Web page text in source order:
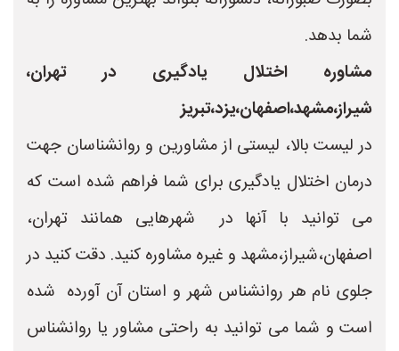
شما بدهد.
مشاوره اختلال یادگیری در تهران،
شیراز،مشهد،اصفهان،یزد،تبریز
در لیست بالا، لیستی از مشاورین و روانشناسان جهت
درمان اختلال یادگیری برای شما فراهم شده است که
می توانید با آنها در شهرهایی همانند تهران،
اصفهان،شیراز،مشهد و غیره مشاوره کنید. دقت کنید در
جلوی نام هر روانشناس شهر و استان آن آورده شده
است و شما می توانید به راحتی مشاور یا روانشناس